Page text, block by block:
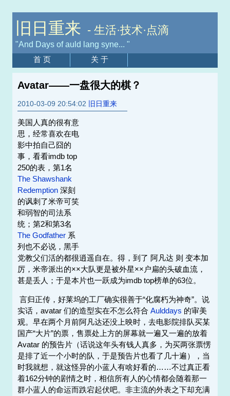
旧日重来 - 生活·技术·点滴
"And Days of auld lang syne... "
首 页 关 于
Avatar——一盘很大的棋？
2010-03-09 20:54:02 旧日重来
美国人真的很有意
思，经常喜欢在电
影中拍自己囧的
事，看看imdb top
250的表，第1名
The Shawshank
Redemption深刻
的讽刺了米帝可笑
和弱智的司法系
统；第2和第3名
The Godfather系
列也不必说，黑手
党教父们活的都很逍遥自在。得，到了 阿凡达 则 变本加
厉，米帝派出的××大队更是被外星××户扁的头破血流，
甚是丢人；于是本片也一跃成为imdb top榜单的63位。
言归正传，好莱坞的工厂确实很善于“化腐朽为神奇”。说
实话，avatar 们的造型实在不怎么符合 Aulddays 的审美
观。早在两个月前阿凡达还没上映时，去电影院排队买某
国产“大片”的票，售票处上方的屏幕就一遍又一遍的放着
Avatar 的预告片（话说这年头有钱人真多，为买两张票愣
是排了近一个小时的队，于是预告片也看了几十遍），当
时我就想，就这怪异的小蓝人有啥好看的……不过真正看
着162分钟的剧情之时，相信所有人的心情都会随着那一
群小蓝人的命运而跌宕起伏吧。非主流的外表之下却充满